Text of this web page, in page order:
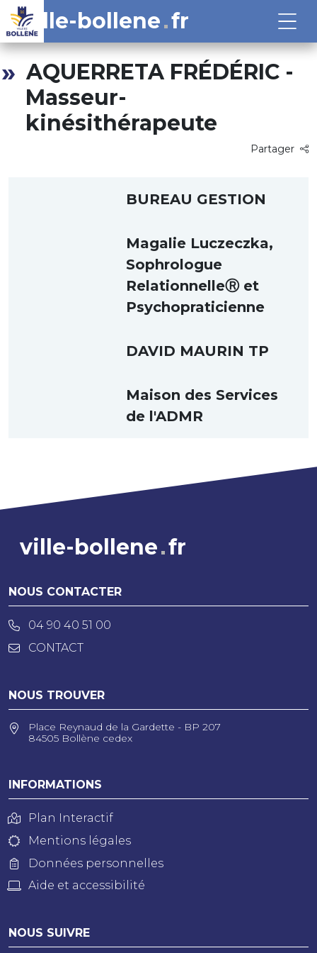
ville-bollene fr
AQUERRETA FRÉDÉRIC -
Masseur-
kinésithérapeute
Partager
BUREAU GESTION
Magalie Luczeczka,
Sophrologue
RelationnelleⓇ et
Psychopraticienne
DAVID MAURIN TP
Maison des Services
de l'ADMR
ville-bollene fr
NOUS CONTACTER
04 90 40 51 00
CONTACT
NOUS TROUVER
Place Reynaud de la Gardette - BP 207
84505 Bollène cedex
INFORMATIONS
Plan Interactif
Mentions légales
Données personnelles
Aide et accessibilité
NOUS SUIVRE